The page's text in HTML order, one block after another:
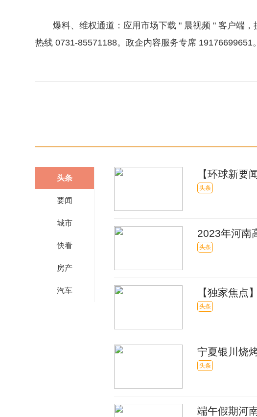
爆料、维权通道：应用市场下载 " 晨视频 " 客户端
热线 0731-85571188。政企内容服务专席 19176699651。
头条
要闻
城市
快看
房产
汽车
【环球新要
京）有限公司
头条
2023年河南
头条
【独家焦点
头条
宁夏银川烧
头条
端午假期河